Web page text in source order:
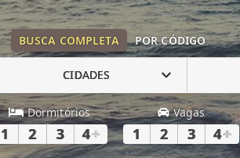
BUSCA COMPLETA POR CÓDIGO
CIDADES
Dormitórios
1 2 3 4+
Vagas
1 2 3 4+